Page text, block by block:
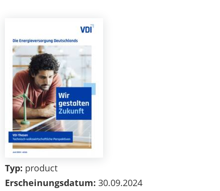
Typ: product
Erscheinungsdatum: 30.09.2024